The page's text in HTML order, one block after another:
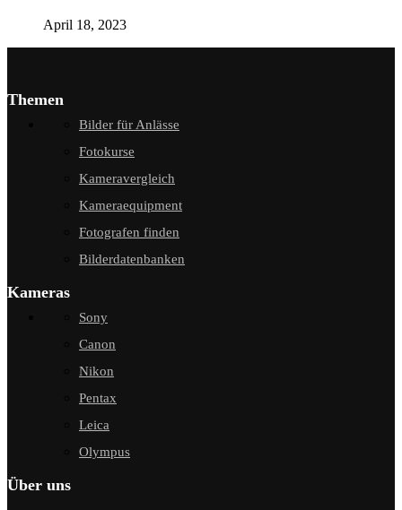
April 18, 2023
Themen
Bilder für Anlässe
Fotokurse
Kameravergleich
Kameraequipment
Fotografen finden
Bilderdatenbanken
Kameras
Sony
Canon
Nikon
Pentax
Leica
Olympus
Über uns